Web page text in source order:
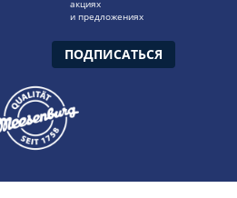
акциях
и предложениях
ПОДПИСАТЬСЯ